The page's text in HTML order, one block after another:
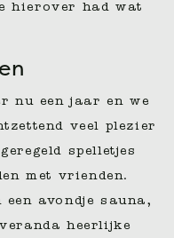
hierover had wat
nu een jaar en we
veel plezier
spelletjes
met vrienden.
avondje sauna,
heerlijke